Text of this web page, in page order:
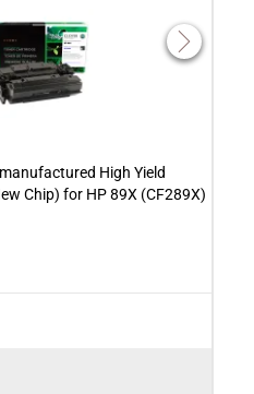
High Yield
Chip) for HP 89X (CF289X)